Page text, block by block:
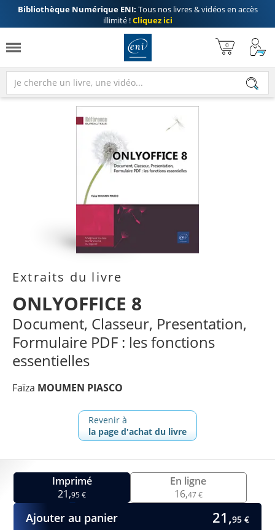
Bibliothèque Numérique ENI: Tous nos livres & vidéos en accès
illimité !Cliquez ici
Extraits du livre
ONLYOFFICE 8
Document, Classeur, Presentation,
Formulaire PDF : les fonctions
essentielles
Faïza MOUMEN PIASCO
Revenir à
la page d'achat du livre
Imprimé
21,95 €
En ligne
16,47 €
Ajouter au panier 21,95 €